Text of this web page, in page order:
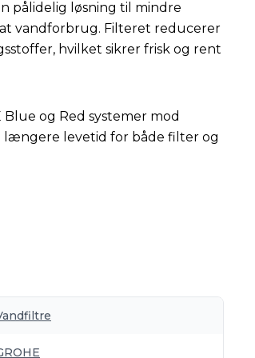
pålidelig løsning til mindre
vandforbrug. Filteret reducerer
hvilket sikrer frisk og rent
og Red systemer mod
længere levetid for både filter og